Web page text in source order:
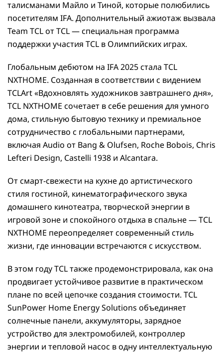
талисманами Майло и Тиной, которые полюбились
посетителям IFA. Дополнительный ажиотаж вызвала
Team TCL от TCL — специальная программа
поддержки участия TCL в Олимпийских играх.
Глобальным дебютом на IFA 2025 стала TCL
NXTHOME. Созданная в соответствии с видением
TCLArt «Вдохновлять художников завтрашнего дня»,
TCL NXTHOME сочетает в себе решения для умного
дома, стильную бытовую технику и премиальное
сотрудничество с глобальными партнерами,
включая Audio от Bang & Olufsen, Roche Bobois, Chris
Lefteri Design, Castelli 1938 и Alcantara.
От смарт-свежести на кухне до артистического
стиля гостиной, кинематографического звука
домашнего кинотеатра, творческой энергии в
игровой зоне и спокойного отдыха в спальне — TCL
NXTHOME переопределяет современный стиль
жизни, где инновации встречаются с искусством.
В этом году TCL также продемонстрировала, как она
продвигает устойчивое развитие в практическом
плане по всей цепочке создания стоимости. TCL
SunPower Home Energy Solutions объединяет
солнечные панели, аккумуляторы, зарядное
устройство для электромобилей, контроллер
энергии и тепловой насос в одну интеллектуальную